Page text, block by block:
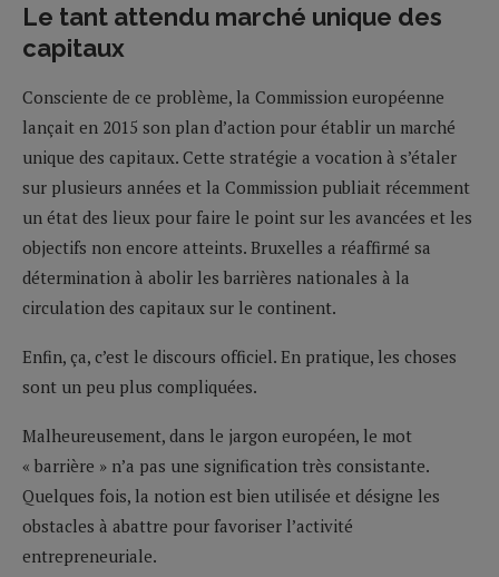
Le tant attendu marché unique des
capitaux
Consciente de ce problème, la Commission européenne
lançait en 2015 son plan d’action pour établir un marché
unique des capitaux. Cette stratégie a vocation à s’étaler
sur plusieurs années et la Commission publiait récemment
un état des lieux pour faire le point sur les avancées et les
objectifs non encore atteints. Bruxelles a réaffirmé sa
détermination à abolir les barrières nationales à la
circulation des capitaux sur le continent.
Enfin, ça, c’est le discours officiel. En pratique, les choses
sont un peu plus compliquées.
Malheureusement, dans le jargon européen, le mot
« barrière » n’a pas une signification très consistante.
Quelques fois, la notion est bien utilisée et désigne les
obstacles à abattre pour favoriser l’activité
entrepreneuriale.